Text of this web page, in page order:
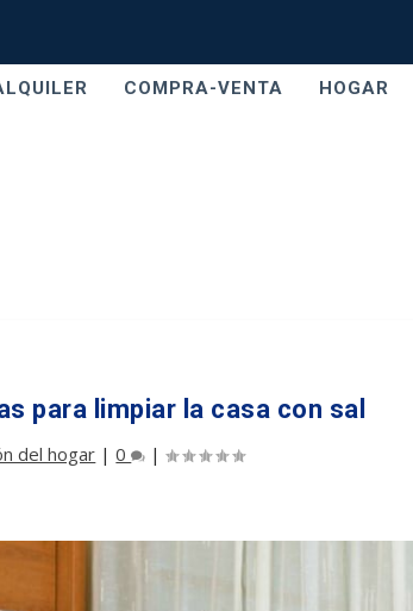
COMPRA-VENTA HOGAR
para limpiar la casa con sal
del hogar |0 |